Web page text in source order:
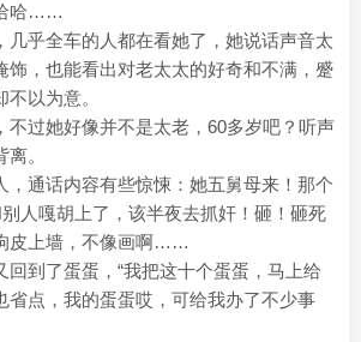
哈……
几乎全车的人都在看她了，她说话声音太
饰，也能看出对老太太的好奇和不满，蹙
以为意。
不过她好像并不是太老，60多岁吧？听声
。
，通话内容有些惊悚：她五舅母来！那个
人嘎胡上了，该半夜去抓奸！砸！砸死
皮上墙，不像画啊……
回到了蛋蛋，“我把这十个蛋蛋，马上给
省点，我的蛋蛋哎，可给我办了不少事